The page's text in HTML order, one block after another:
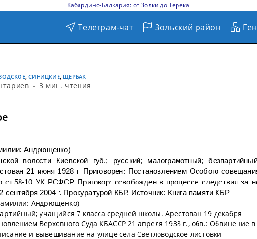
Кабардино-Балкария: от Золки до Терека
Телеграм-чат Зольский район
, СИНИЦКИЕ, ЩЕРБАК
3 мин. чтения
Андрющенко)
волости Киевской губ.; русский; малограмотный;
21 июня 1928 г. Приговорен: Постановлением Особого
ст.58-10 УК РСФСР. Приговор: освобожден в процессе следствия за
2004 г. Прокуратурой КБР. Источник: Книга памяти КБР
Андрющенко)
учащийся 7 класса средней школы. Арестован 19 декабря
Верховного Суда КБАССР 21 апреля 1938 г., обв.: Обвинение в
и вывешивание на улице села Светловодское листовки